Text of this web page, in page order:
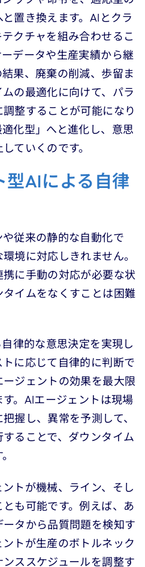
置き換えます。 AI とクラ
クチャを組み合わせるこ
データや生産実績から継
結果、廃棄の削減、歩留ま
の最適化に向けて、パラ
整することが可能になり
化型」へと進化し、意思
ていくのです。
型AIによる自律
従来の静的な自動化で
境に対応しきれません。
に手動の対応が必要な状
イムをなくすことは困難
律的な意思決定を実現し
に応じて自律的に判断で
ジェントの効果を最大限
。AIエージェントは現場
握し、異常を予測して、
ることで、ダウンタイム
トが機械、ライン、そし
も可能です。例えば、あ
タから品質問題を検知す
トが生産のボトルネック
ススケジュールを調整す